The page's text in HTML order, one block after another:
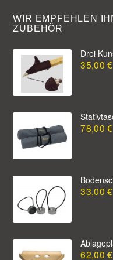
WIR EMPFEHLEN
ZUBEHÖR
Drei
35,00 €
78,00 €
33,00 €
62,00 €